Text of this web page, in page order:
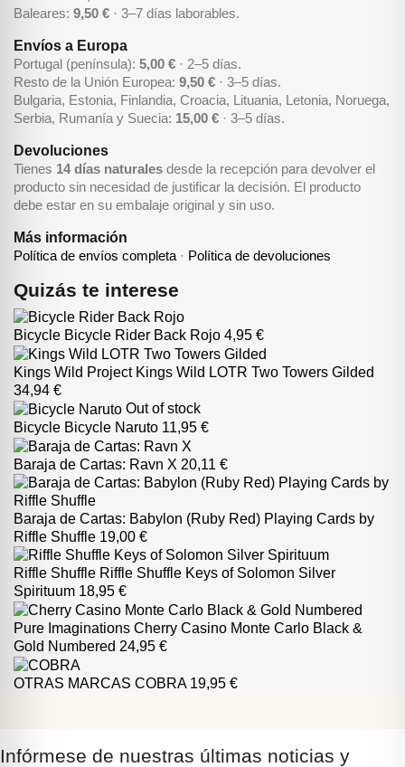
Baleares: 9,50 € · 3–7 días laborables.
Envíos a Europa
Portugal (península): 5,00 € · 2–5 días.
Resto de la Unión Europea: 9,50 € · 3–5 días.
Bulgaria, Estonia, Finlandia, Croacia, Lituania, Letonia, Noruega,
Serbia, Rumanía y Suecia: 15,00 € · 3–5 días.
Devoluciones
Tienes 14 días naturales desde la recepción para devolver el
producto sin necesidad de justificar la decisión. El producto
debe estar en su embalaje original y sin uso.
Más información
Política de envíos completa· Política de devoluciones
Quizás te interese
Bicycle Bicycle Rider Back Rojo 4,95 €
Kings Wild Project Kings Wild LOTR Two Towers Gilded
34,94 €
Out of stock
Bicycle Bicycle Naruto 11,95 €
Baraja de Cartas: Ravn X 20,11 €
Baraja de Cartas: Babylon (Ruby Red) Playing Cards by
Riffle Shuffle 19,00 €
Riffle Shuffle Riffle Shuffle Keys of Solomon Silver
Spirituum 18,95 €
Pure Imaginations Cherry Casino Monte Carlo Black &
Gold Numbered 24,95 €
OTRAS MARCAS COBRA 19,95 €
Infórmese de nuestras últimas noticias y